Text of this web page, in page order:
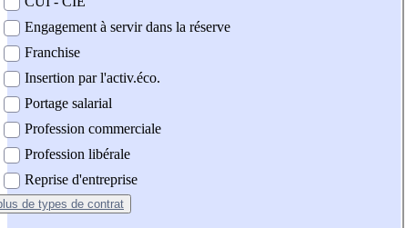
Engagement à servir dans la réserve
Franchise
Insertion par l'activ.éco.
Portage salarial
Profession commerciale
Profession libérale
Reprise d'entreprise
de types de contrat